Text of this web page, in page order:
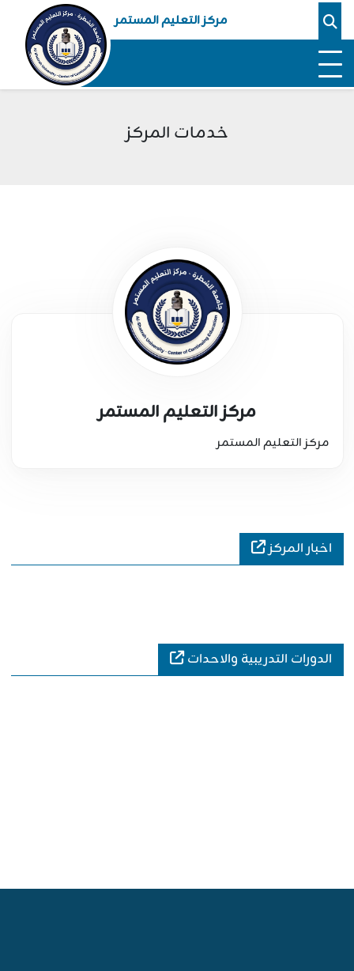
مركز التعليم المستمر
خدمات المركز
مركز التعليم المستمر
مركز التعليم المستمر
اخبار المركز
الدورات التدريبية والاحدات